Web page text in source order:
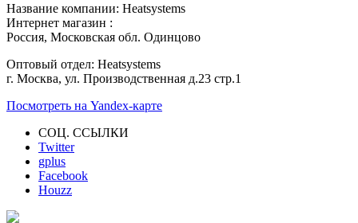
Название компании: Heatsystems
Интернет магазин :
Россия, Московская обл. Одинцово
Оптовый отдел: Heatsystems
г. Москва, ул. Производственная д.23 стр.1
Посмотреть на Yandex-карте
СОЦ. ССЫЛКИ
Twitter
gplus
Facebook
Houzz